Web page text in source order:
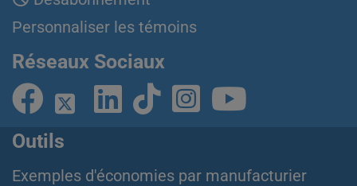
Personnaliser les témoins
Réseaux Sociaux
Outils
Exemples d'économies par manufacturier